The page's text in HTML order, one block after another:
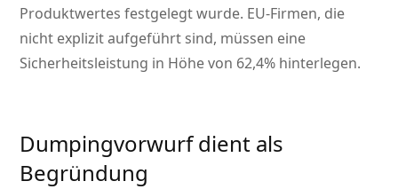
Produktwertes festgelegt wurde. EU-Firmen, die
nicht explizit aufgeführt sind, müssen eine
Sicherheitsleistung in Höhe von 62,4% hinterlegen.
Dumpingvorwurf dient als
Begründung